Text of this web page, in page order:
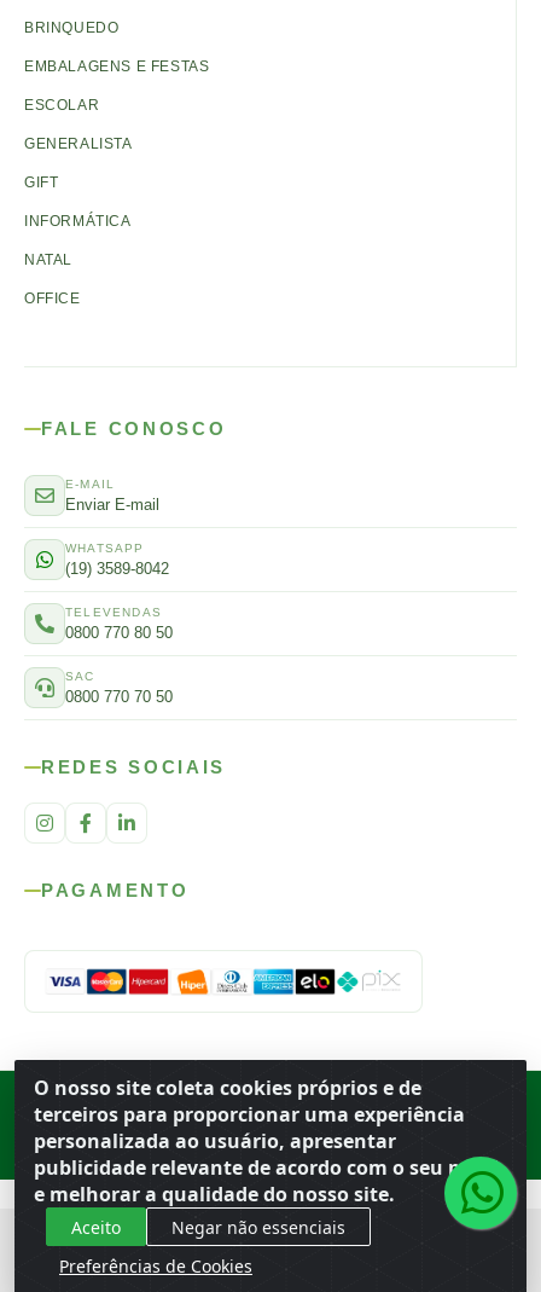
O nosso site coleta cookies próprios e de
terceiros para proporcionar uma experiência
personalizada ao usuário, apresentar
publicidade relevante de acordo com o seu perfil
e melhorar a qualidade do nosso site.
Aceito
Negar não essenciais
Preferências de Cookies
BRINQUEDO
EMBALAGENS E FESTAS
ESCOLAR
GENERALISTA
GIFT
INFORMÁTICA
NATAL
OFFICE
FALE CONOSCO
E-MAIL
Enviar E-mail
WHATSAPP
(19) 3589-8042
TELEVENDAS
0800 770 80 50
SAC
0800 770 70 50
REDES SOCIAIS
PAGAMENTO
Rod. SP-215, s/n, km 98 — Área Rural Porto Ferreira ·BR
· CEP
· CNPJ 56.679.863/0001-91
© 2026 Atacado Ideal